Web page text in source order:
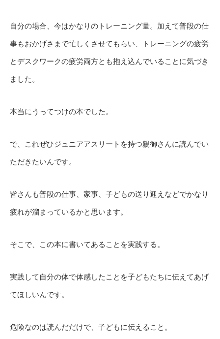
自分の場合、今はかなりのトレーニング量。加えて普段の仕
事もおかげさまで忙しくさせてもらい、トレーニングの疲労
とデスクワークの疲労両方とも抱え込んでいることに気づき
ました。
本当にうってつけの本でした。
で、これぜひジュニアアスリートを持つ親御さんに読んでい
ただきたいんです。
皆さんも普段の仕事、家事、子どもの送り迎えなどでかなり
疲れが溜まっているかと思います。
そこで、この本に書いてあることを実践する。
実践して自分の体で体感したことを子どもたちに伝えてあげ
てほしいんです。
危険なのは読んだだけで、子どもに伝えること。